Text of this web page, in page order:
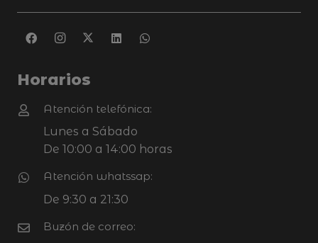
Horarios
Atención telefónica:
Lunes a Sábado
De 10:00 a 14:00 horas
Atención whatssap:
De 9:30 a 21:30
Buzón de correo: